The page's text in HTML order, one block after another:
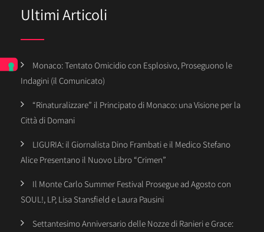
Ultimi Articoli
Monaco: Tentato Omicidio con Esplosivo, Proseguono le
Indagini (il Comunicato)
“Rinaturalizzare” il Principato di Monaco: una Visione per la
Città di Domani
LIGURIA: il Giornalista Dino Frambati e il Medico Stefano
Alice Presentano il Nuovo Libro “Crimen”
Il Monte Carlo Summer Festival Prosegue ad Agosto con
SOUL!, LP, Lisa Stansfield e Laura Pausini
Settantesimo Anniversario delle Nozze di Ranieri e Grace: